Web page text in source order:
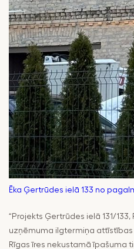
Ēka Ģertrūdes ielā 133 no
“Projekts Ģertrūdes ielā 131/
uzņēmuma ilgtermiņa
Rīgas īres nekustamā īpašuma